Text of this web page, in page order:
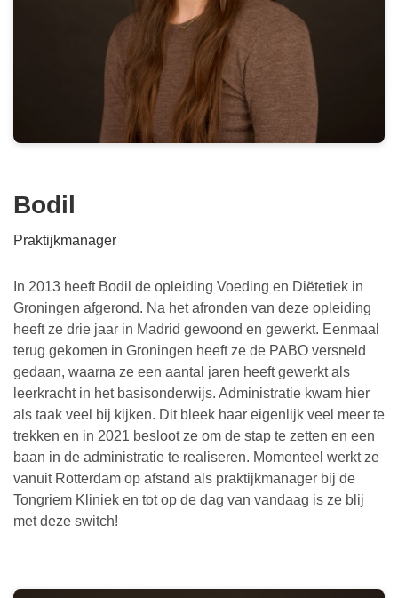
Bodil
Praktijkmanager
In 2013 heeft Bodil de opleiding Voeding en Diëtetiek in
Groningen afgerond. Na het afronden van deze opleiding
heeft ze drie jaar in Madrid gewoond en gewerkt. Eenmaal
terug gekomen in Groningen heeft ze de PABO versneld
gedaan, waarna ze een aantal jaren heeft gewerkt als
leerkracht in het basisonderwijs. Administratie kwam hier
als taak veel bij kijken. Dit bleek haar eigenlijk veel meer te
trekken en in 2021 besloot ze om de stap te zetten en een
baan in de administratie te realiseren. Momenteel werkt ze
vanuit Rotterdam op afstand als praktijkmanager bij de
Tongriem Kliniek en tot op de dag van vandaag is ze blij
met deze switch!